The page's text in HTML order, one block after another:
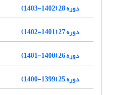
دوره 28 (1402-1403)
دوره 27 (1401-1402)
دوره 26 (1400-1401)
دوره 25 (1399-1400)